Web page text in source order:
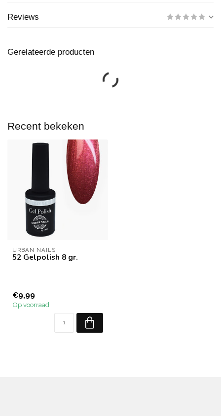
Reviews
Gerelateerde producten
Recent bekeken
URBAN NAILS
52 Gelpolish 8 gr.
€9,99
Op voorraad